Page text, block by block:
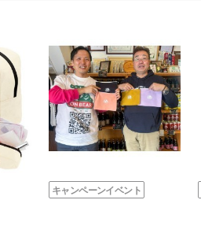
キャンペーンイベント